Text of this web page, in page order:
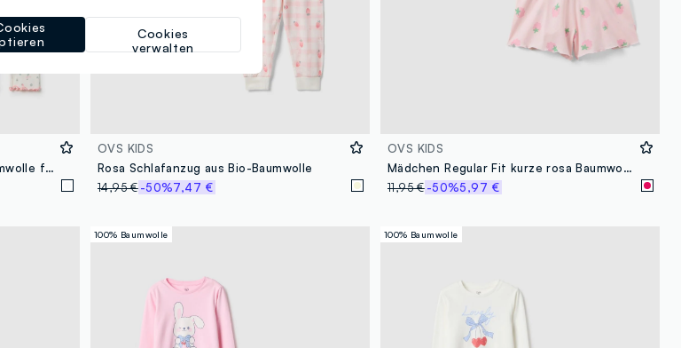
Multicolor Pyjama aus reiner Baumwolle für Mädchen in Regular Fit
OVS KIDS
Rosa Schlafanzug aus Bio-Baumwolle
14,95 €-50%7,47 €
OVS KIDS
Mädchen Regular Fit kurze rosa Baumwollpyjamas mit Erdbeermotiv
11,95 €-50%5,97 €
100% Baumwolle 100% Baumwolle
Cookies
verwalten